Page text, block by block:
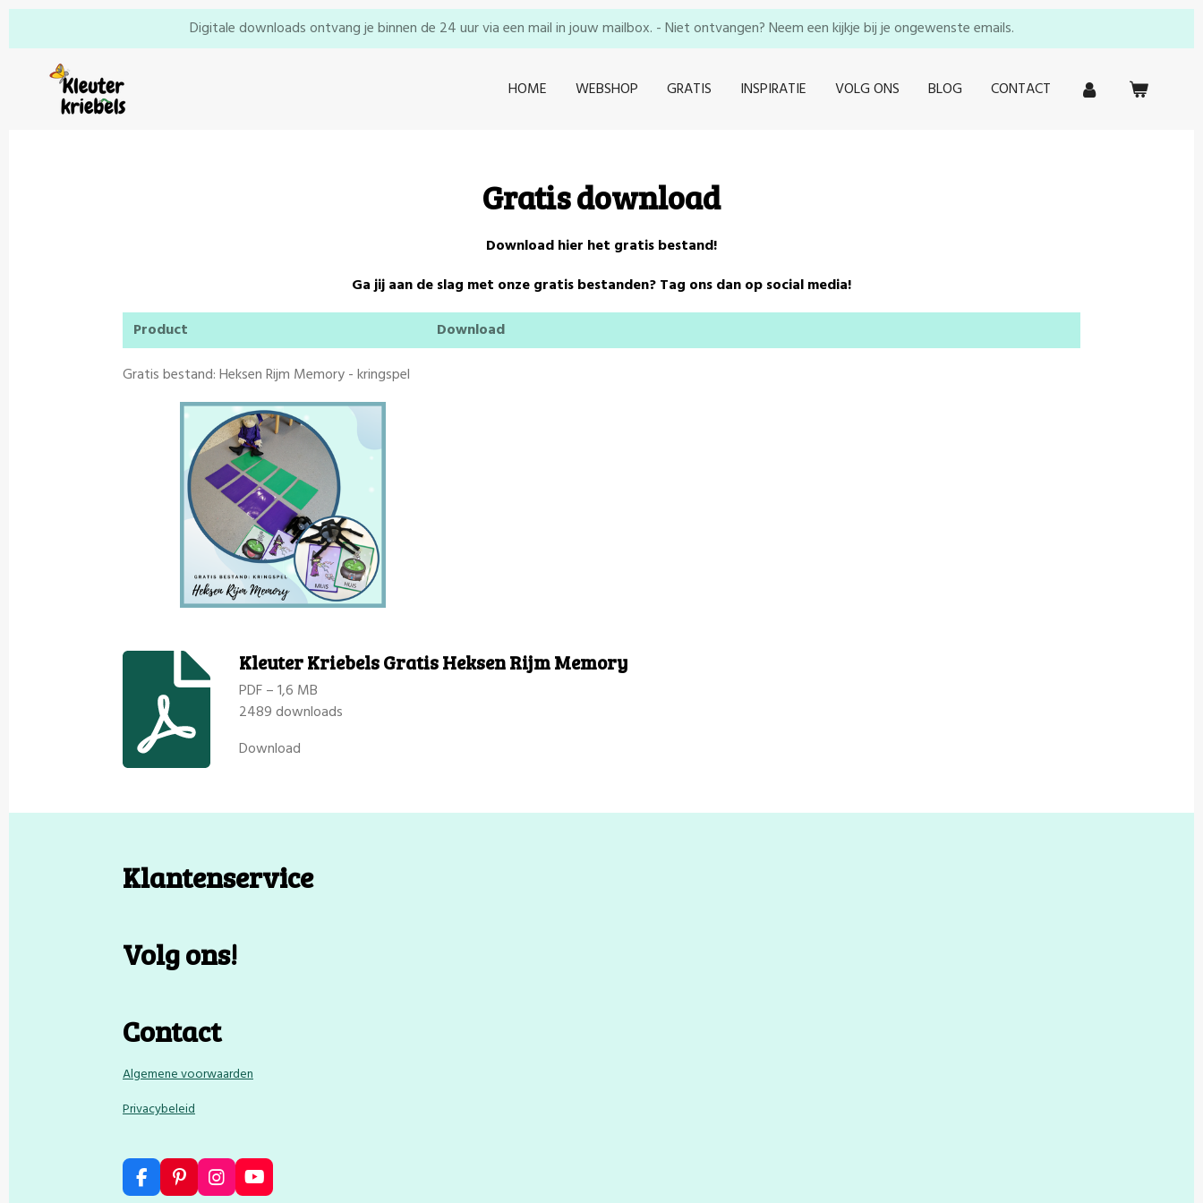
direct
Digitale downloads ontvang je binnen de 24 uur via een mail in jouw mailbox. - Niet ontvangen? Neem een kijkje bij je ongewenste emails.
HOME WEBSHOP GRATIS INSPIRATIE VOLG ONS BLOG CONTACT
Gratis download
Download hier het gratis bestand!
Ga jij aan de slag met onze gratis bestanden? Tag ons dan op social media!
Product
Download
Gratis bestand: Heksen Rijm Memory - kringspel
Kleuter Kriebels Gratis Heksen Rijm Memory
PDF – 1,6 MB
2489 downloads
Download
Klantenservice
Volg ons!
Contact
Algemene voorwaarden
Privacybeleid
F P I Y